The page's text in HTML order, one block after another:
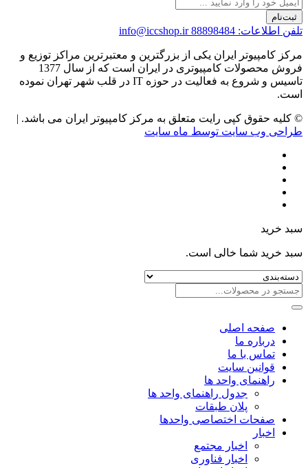
ثبت‌نام
تلفن اطلاعات: 88898484 info@iccshop.ir
مرکز کامپیوتر ایران یکی از بزرگترین و معتبرترین مراکز توزیع و
فروش محصولات کامپیوتری در ایران است که از سال 1377
تاسیس و شروع به فعالیت در حوزه IT در قلب شهر تهران نموده
است.
© کلیه حقوق کپی رایت متعلق به مرکز کامپیوتر ایران می باشد. |
طراحی وب سایت توسط ماه سایت
سبد خرید
سبد خرید شما خالی است.
صفحه اصلی
درباره ما
تماس با ما
قوانین سایت
راهنمای واحد ها
جدول راهنمای واحد ها
پلان طبقات
صفحات اختصاصی واحدها
اخبار
اخبار مجتمع
اخبار فناوری